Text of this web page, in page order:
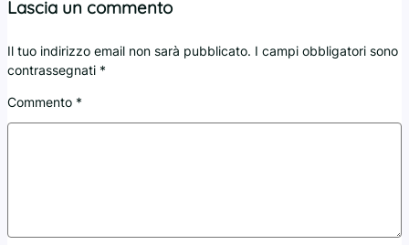
Lascia un commento
Il tuo indirizzo email non sarà pubblicato. I campi obbligatori sono
contrassegnati *
Commento *